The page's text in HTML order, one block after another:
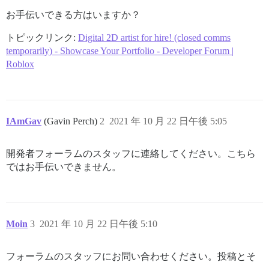
お手伝いできる方はいますか？
トピックリンク: Digital 2D artist for hire! (closed comms
temporarily) - Showcase Your Portfolio - Developer Forum |
Roblox
IAmGav (Gavin Perch) 2021 年 10 月 22 日午後 5:05
2
開発者フォーラムのスタッフに連絡してください。こちら
ではお手伝いできません。
Moin 2021 年 10 月 22 日午後 5:10
3
フォーラムのスタッフにお問い合わせください。投稿とそ